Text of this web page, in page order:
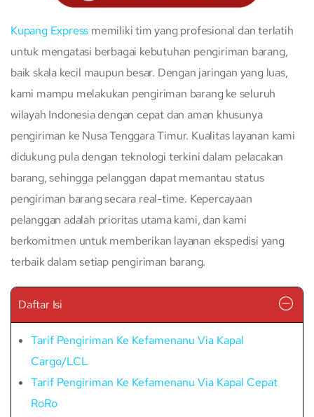
Kupang Express memiliki tim yang profesional dan terlatih
untuk mengatasi berbagai kebutuhan pengiriman barang,
baik skala kecil maupun besar. Dengan jaringan yang luas,
kami mampu melakukan pengiriman barang ke seluruh
wilayah Indonesia dengan cepat dan aman khusunya
pengiriman ke Nusa Tenggara Timur. Kualitas layanan kami
didukung pula dengan teknologi terkini dalam pelacakan
barang, sehingga pelanggan dapat memantau status
pengiriman barang secara real-time. Kepercayaan
pelanggan adalah prioritas utama kami, dan kami
berkomitmen untuk memberikan layanan ekspedisi yang
terbaik dalam setiap pengiriman barang.
Daftar Isi
Tarif Pengiriman Ke Kefamenanu Via Kapal
Cargo/LCL
Tarif Pengiriman Ke Kefamenanu Via Kapal Cepat
RoRo